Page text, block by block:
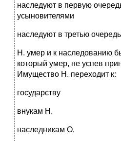
наследуют в первую
усыновителями
наследуют в третью очередь
Н. умер и к наследованию
который умер, не успев
Имущество Н. переходит к:
государству
внукам Н.
наследникам О.